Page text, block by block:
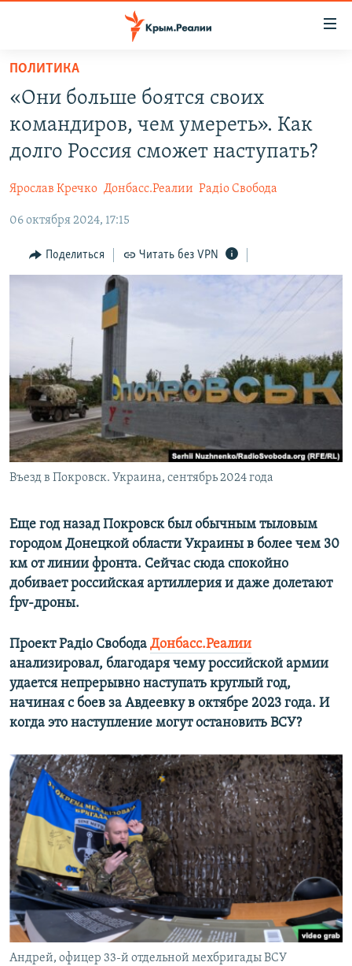
Вернуться
основному
содержанию
главной
навигации
Вернутся
поиску
НОВОСТИ
11 ЛЕТ ОККУПАЦИИ КРЫМА. 11 ИСТОРИЙ СОПРОТИВЛЕНИЯ
ЕЩЕ
ИНТЕРАКТИВ
ИНФОГРАФИКА
ТЕЛЕПРОЕКТ КРЫМ.РЕАЛИИ
СОВЕТЫ ПРАВОЗАЩИТНИКОВ
ПРОПАВШИЕ БЕЗ ВЕСТИ
ПОБЕДИТЕЛЕЙ НЕ СУДЯТ?
КРЫМ.НЕПОКОРЕННЫЙ
ELIFBE
УКРАИНСКАЯ ПРОБЛЕМА КРЫМА
РАДІО СВОБОДА
КАК ОБОЙТИ БЛОКИРОВКУ
ПРИСОЕДИНЯЙТЕСЬ!
Все сайты RFE/RL
ПОЛИТИКА
«Они больше боятся своих
командиров, чем умереть». Как
долго Россия сможет наступать?
Ярослав Кречко Донбасс.Реалии Радіо Свобода
06 октября 2024, 17:15
Поделиться Читать без VPN
Въезд в Покровск. Украина, сентябрь 2024 года
Еще год назад Покровск был обычным тыловым
городом Донецкой области Украины в более чем 30
км от линии фронта. Сейчас сюда спокойно
добивает российская артиллерия и даже долетают
fpv-дроны.
Проект Радіо Свобода Донбасс.Реалии
анализировал, благодаря чему российской армии
удается непрерывно наступать круглый год,
начиная с боев за Авдеевку в октябре 2023 года. И
когда это наступление могут остановить ВСУ?
Андрей, офицер 33-й отдельной мехбригады ВСУ